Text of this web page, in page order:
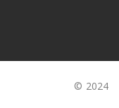
© 2024